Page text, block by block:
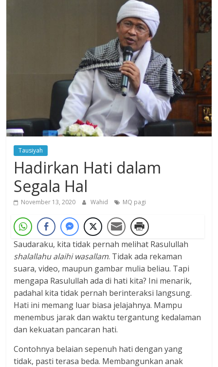
Tausiyah
Hadirkan Hati dalam
Segala Hal
November 13, 2020 Wahid MQ pagi
Saudaraku, kita tidak pernah melihat Rasulullah
shalallahu alaihi wasallam. Tidak ada rekaman
suara, video, maupun gambar mulia beliau. Tapi
mengapa Rasulullah ada di hati kita? Ini menarik,
padahal kita tidak pernah berinteraksi langsung.
Hati ini memang luar biasa jelajahnya. Mampu
menembus jarak dan waktu tergantung kedalaman
dan kekuatan pancaran hati.
Contohnya belaian sepenuh hati dengan yang
tidak, pasti terasa beda. Membangunkan anak